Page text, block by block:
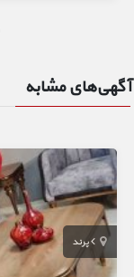
آگهی‌های مشابه
پرند